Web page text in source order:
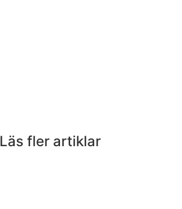
Läs fler artiklar